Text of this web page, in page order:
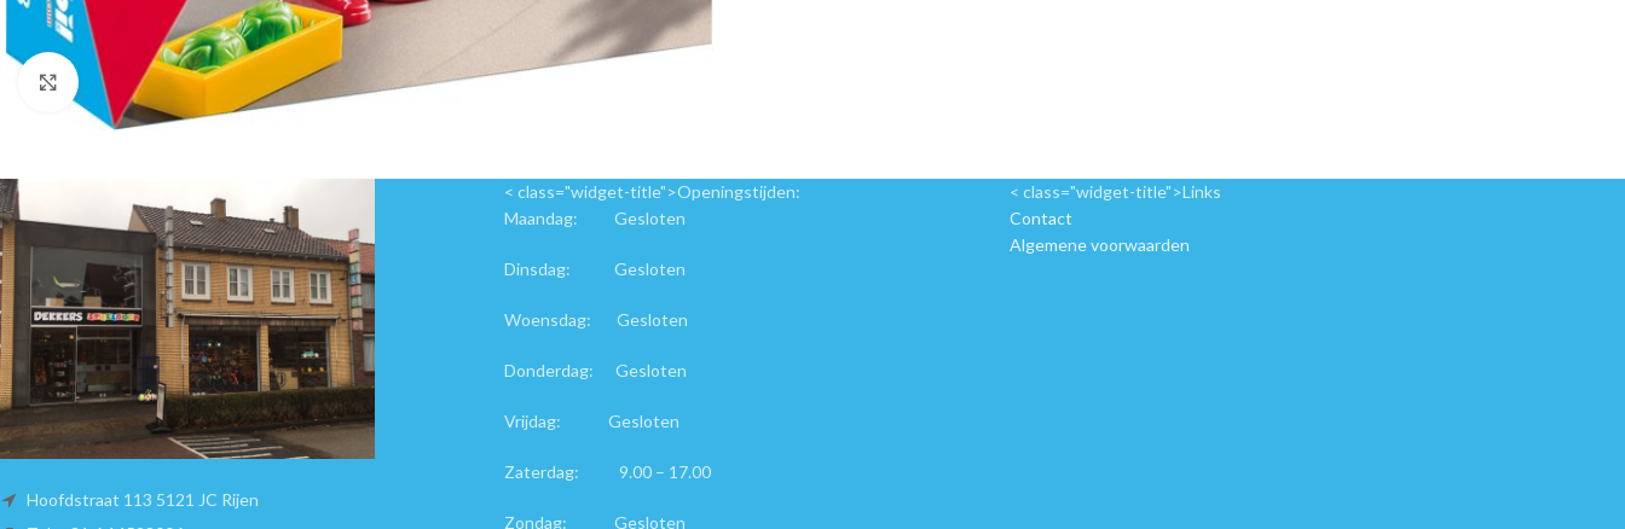
Click to enlarge
Hoofdstraat 113 5121 JC Rijen
< class="widget-title">Openingstijden:
Maandag: Gesloten
Dinsdag: Gesloten
Woensdag: Gesloten
Donderdag: Gesloten
Vrijdag: Gesloten
Zaterdag: 9.00 – 17.00
Zondag: Gesloten
< class="widget-title">Links
Contact
Algemene voorwaarden